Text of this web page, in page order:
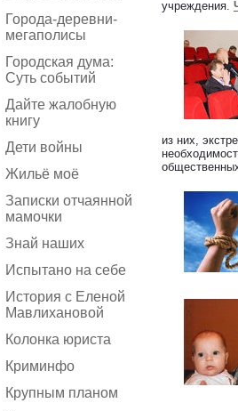
Города-деревни-
мегаполисы
Городская дума:
Суть событий
Дайте жалобную
книгу
Дети войны
Жильё моё
Записки отчаянной
мамочки
Знай наших
Испытано на себе
История с Еленой
Мавлихановой
Колонка юриста
Криминфо
Крупным планом
учреждения.
из них,